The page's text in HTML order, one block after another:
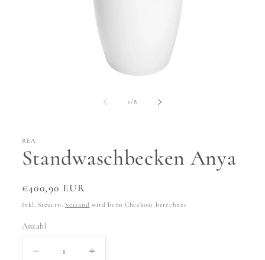
1 /von
8
REA
Standwaschbecken Anya
Normaler
Preis
€400,90 EUR
Inkl. Steuern.Versand wird beim Checkout berechnet
Anzahl
Anzahl
Verringere
Erhöhe